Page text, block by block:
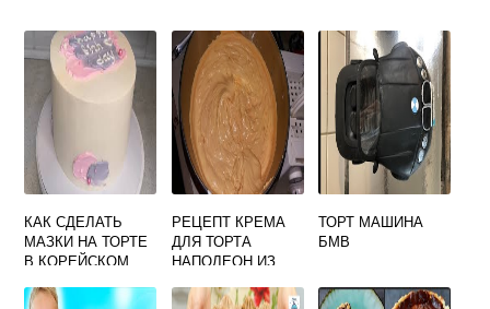
КАК СДЕЛАТЬ
МАЗКИ НА ТОРТЕ
В КОРЕЙСКОМ
РЕЦЕПТ КРЕМА
ДЛЯ ТОРТА
НАПОЛЕОН ИЗ
СГУЩЕНКИ
ТОРТ МАШИНА
БМВ